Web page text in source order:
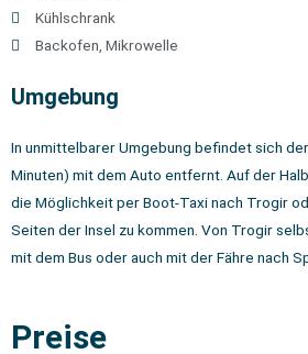
Kühlschrank
Backofen, Mikrowelle
Umgebung
In unmittelbarer Umgebung befindet sich
Minuten) mit dem Auto entfernt. Auf der
die Möglichkeit per Boot-Taxi nach Trogir
Seiten der Insel zu kommen. Von Trogir
mit dem Bus oder auch mit der Fähre nach
Preise